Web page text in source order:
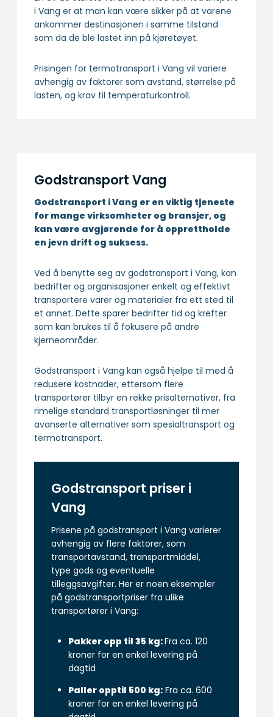
i Vang er at man kan være sikker på at varene
ankommer destinasjonen i samme tilstand
som da de ble lastet inn på kjøretøyet.
Prisingen for termotransport i Vang vil variere
avhengig av faktorer som avstand, størrelse på
lasten, og krav til temperaturkontroll.
Godstransport Vang
Godstransport i Vang er en viktig tjeneste
for mange virksomheter og bransjer, og
kan være avgjørende for å opprettholde
en jevn drift og suksess.
Ved å benytte seg av godstransport i Vang, kan
bedrifter og organisasjoner enkelt og effektivt
transportere varer og materialer fra ett sted til
et annet. Dette sparer bedrifter tid og krefter
som kan brukes til å fokusere på andre
kjerneområder.
Godstransport i Vang kan også hjelpe til med å
redusere kostnader, ettersom flere
transportører tilbyr en rekke prisalternativer, fra
rimelige standard transportløsninger til mer
avanserte alternativer som spesialtransport og
termotransport.
Godstransport priser i
Vang
Prisene på godstransport i Vang varierer
avhengig av flere faktorer, som
transportavstand, transportmiddel,
type gods og eventuelle
tilleggsavgifter. Her er noen eksempler
på godstransportpriser fra ulike
transportører i Vang:
Pakker opp til 35 kg:Fra ca. 120
kroner for en enkel levering på
dagtid
Paller opptil 500 kg: Fra ca. 600
kroner for en enkel levering på